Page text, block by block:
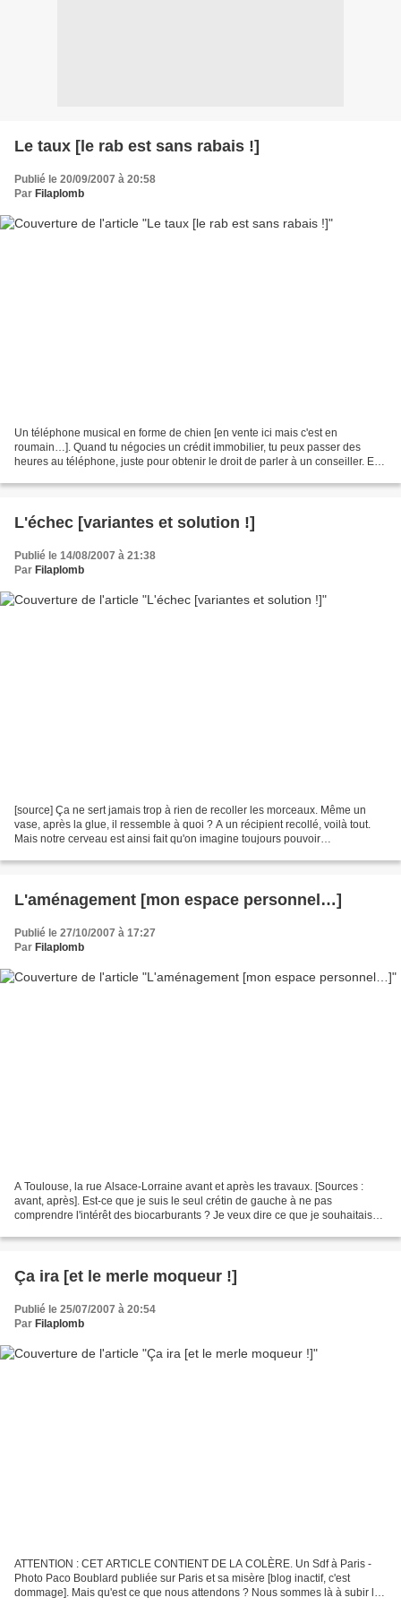
Le taux [le rab est sans rabais !]
Publié le 20/09/2007 à 20:58
Par Filaplomb
Un téléphone musical en forme de chien [en vente ici mais c'est en
roumain…]. Quand tu négocies un crédit immobilier, tu peux passer des
heures au téléphone, juste pour obtenir le droit de parler à un conseiller. En
L'échec [variantes et solution !]
Publié le 14/08/2007 à 21:38
Par Filaplomb
[source] Ça ne sert jamais trop à rien de recoller les morceaux. Même un
vase, après la glue, il ressemble à quoi ? A un récipient recollé, voilà tout.
Mais notre cerveau est ainsi fait qu'on imagine toujours pouvoir
L'aménagement [mon espace personnel…]
Publié le 27/10/2007 à 17:27
Par Filaplomb
A Toulouse, la rue Alsace-Lorraine avant et après les travaux. [Sources :
avant, après]. Est-ce que je suis le seul crétin de gauche à ne pas
comprendre l'intérêt des biocarburants ? Je veux dire ce que je souhaitais
Ça ira [et le merle moqueur !]
Publié le 25/07/2007 à 20:54
Par Filaplomb
ATTENTION : CET ARTICLE CONTIENT DE LA COLÈRE. Un Sdf à Paris -
Photo Paco Boublard publiée sur Paris et sa misère [blog inactif, c'est
dommage]. Mais qu'est ce que nous attendons ? Nous sommes là à subir le